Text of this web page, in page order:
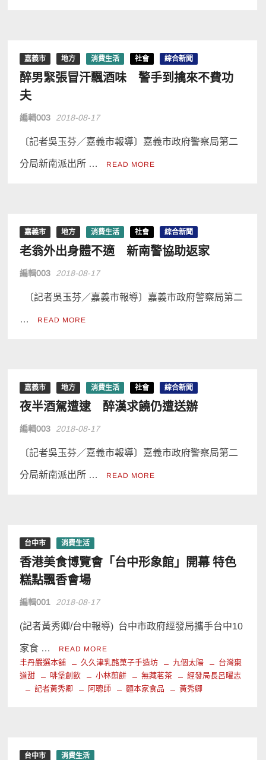
嘉義市 地方 消費生活 社會 綜合新聞
醉男緊張冒汗飄酒味 警手到擒來不費功
夫
編輯003 2018-08-17
〔記者吳玉芬／嘉義市報導〕嘉義市政府警察局第二
分局新南派出所 … READ MORE
嘉義市 地方 消費生活 社會 綜合新聞
老翁外出身體不適 新南警協助返家
編輯003 2018-08-17
〔記者吳玉芬／嘉義市報導〕嘉義市政府警察局第二
… READ MORE
嘉義市 地方 消費生活 社會 綜合新聞
夜半酒駕遭逮 醉漢求饒仍遭送辦
編輯003 2018-08-17
〔記者吳玉芬／嘉義市報導〕嘉義市政府警察局第二
分局新南派出所 … READ MORE
台中市 消費生活
香港美食博覽會「台中形象館」開幕 特色
糕點飄香會場
編輯001 2018-08-17
(記者黃秀卿/台中報導) 台中市政府經發局攜手台中10
家食 … READ MORE
丰丹嚴選本舖 久久津乳酪菓子手造坊 九個太陽
台灣棗
道甜
啡堡創飲 小林煎餅 無藏茗茶
經發局長呂曜志
記者黃秀卿
阿聰師 麵本家食品 黃秀卿
台中市 消費生活